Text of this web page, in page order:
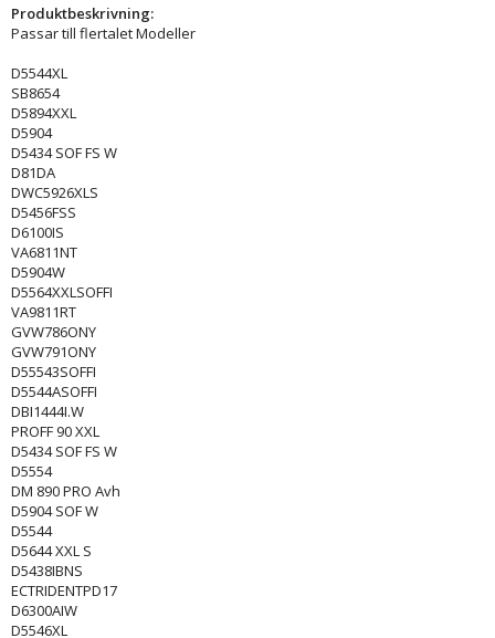
Produktbeskrivning:
Passar till flertalet Modeller
D5544XL
SB8654
D5894XXL
D5904
D5434 SOF FS W
D81DA
DWC5926XLS
D5456FSS
D6100IS
VA6811NT
D5904W
D5564XXLSOFFI
VA9811RT
GVW786ONY
GVW791ONY
D55543SOFFI
D5544ASOFFI
DBI1444I.W
PROFF 90 XXL
D5434 SOF FS W
D5554
DM 890 PRO Avh
D5904 SOF W
D5544
D5644 XXL S
D5438IBNS
ECTRIDENTPD17
D6300AIW
D5546XL